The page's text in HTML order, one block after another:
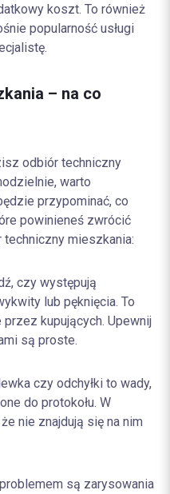
koszt. To również
popularność usługi
– na co
odbiór techniczny
warto
przypominać, co
powinieneś zwrócić
mieszkania:
czy występują
lub pęknięcia. To
kupujących. Upewnij
są proste.
czy odchyłki to wady,
do protokołu. W
nie znajdują się na nim
są zarysowania